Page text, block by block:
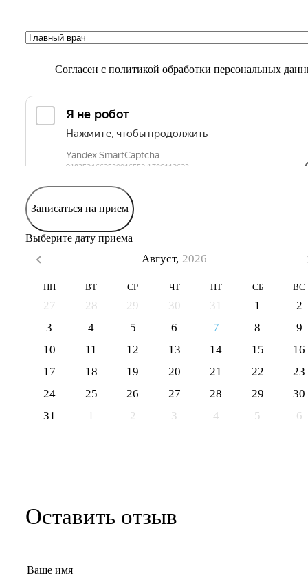
Согласен с политикой обработки персональных
Записаться на прием
Выберите дату приема
Август, 2026
ПН ВТ СР ЧТ ПТ СБ ВС
27 28 29 30 31 1
2
3
4 5 6 7 8
9
10
11 12 13 14 15
16
17
18 19 20 21 22
23
24
25 26 27 28 29
30
31
1 2 3 4 5 6
Оставить отзыв